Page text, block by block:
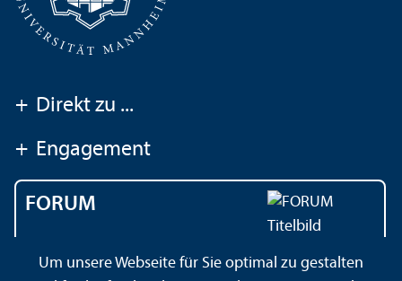
+ Direkt zu ...
+ Engagement
FORUM
Universität Mannheim
Um unsere Webseite für Sie optimal zu gestalten